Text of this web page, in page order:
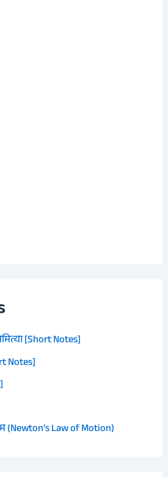
[Short Notes]
Notes]
(Newton’s Law of Motion)